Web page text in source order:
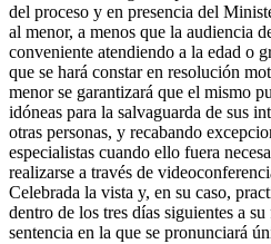
del proceso y en presencia del
al menor, a menos que la audiencia
conveniente atendiendo a la edad o
que se hará constar en resolución
menor se garantizará que el mismo
idóneas para la salvaguarda de sus
otras personas, y recabando
especialistas cuando ello fuera
realizarse a través de
Celebrada la vista y, en su caso,
dentro de los tres días siguientes a
sentencia en la que se pronunciará